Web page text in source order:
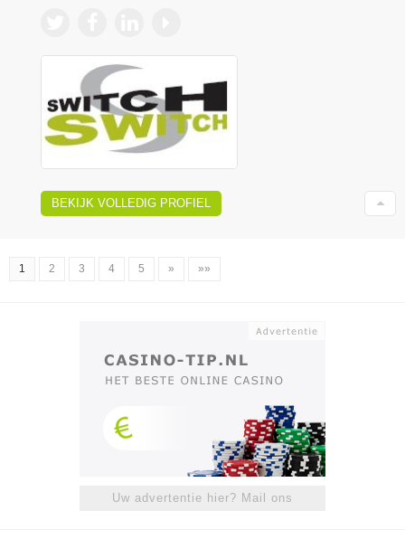
BEKIJK VOLLEDIG PROFIEL
1 2 3 4 5 » »»
Uw advertentie hier? Mail ons